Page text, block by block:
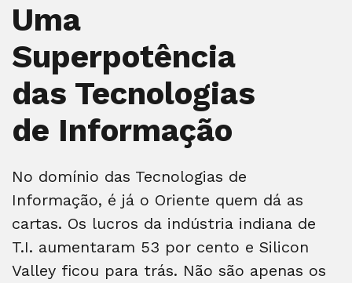
Uma
Superpotência
das Tecnologias
de Informação
No domínio das Tecnologias de
Informação, é já o Oriente quem dá as
cartas. Os lucros da indústria indiana de
T.I. aumentaram 53 por cento e Silicon
Valley ficou para trás. Não são apenas os